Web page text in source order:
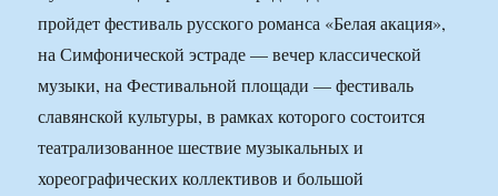
пройдет фестиваль русского романса «Белая акация»,
на Симфонической эстраде — вечер классической
музыки, на Фестивальной площади — фестиваль
славянской культуры, в рамках которого состоится
театрализованное шествие музыкальных и
хореографических коллективов и большой